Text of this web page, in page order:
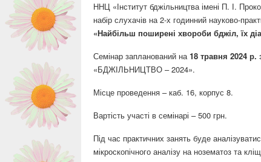
ННЦ «Інститут бджільництва імені П. І.
набір слухачів на 2-х годинний науково-
«Найбільш поширені хвороби бджіл, їх
Семінар запланований на18 травня 2024 р.
«БДЖІЛЬНИЦТВО – 2024».
Місце проведення – каб. 16, корпус 8.
Вартість участі в семінарі – 500 грн.
Під час практичних занять буде
мікроскопічного аналізу на нозематоз та